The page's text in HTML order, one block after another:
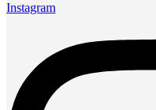
Instagram